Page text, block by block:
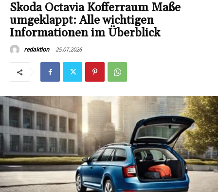
Skoda Octavia Kofferraum Maße
umgeklappt: Alle wichtigen
Informationen im Überblick
redaktion 25.07.2026